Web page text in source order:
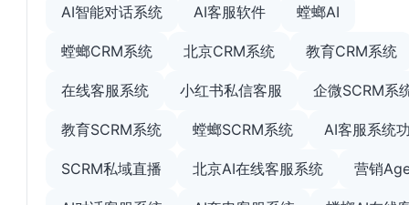
AI智能对话系统 AI客服软件 螳螂AI
螳螂CRM系统 北京CRM系统 教育CRM系统
在线客服系统 小红书私信客服 企微SCRM系
教育SCRM系统 螳螂SCRM系统 AI客服系统
SCRM私域直播 北京AI在线客服系统 营销